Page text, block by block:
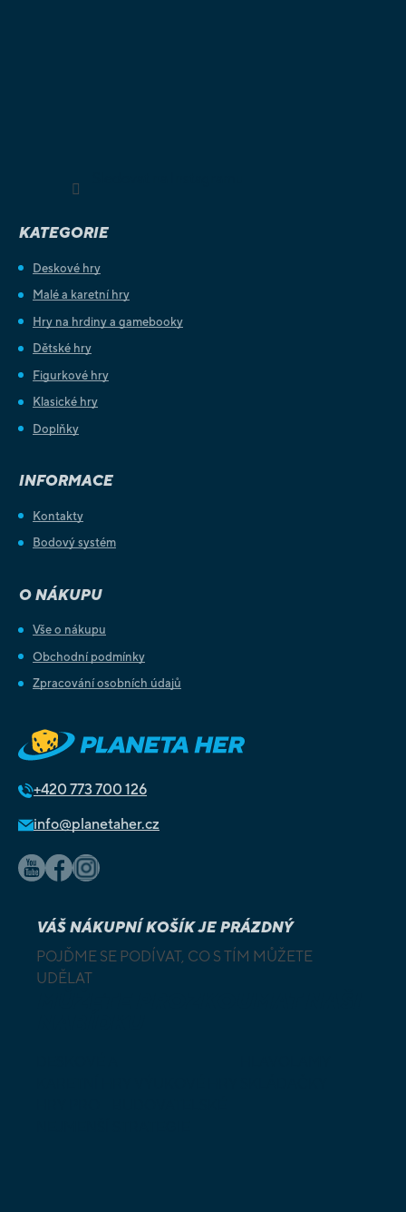
KATEGORIE
Deskové hry
Malé a karetní hry
Hry na hrdiny a gamebooky
Dětské hry
Figurkové hry
Klasické hry
Doplňky
INFORMACE
Kontakty
Bodový systém
O NÁKUPU
Vše o nákupu
Obchodní podmínky
Zpracování osobních údajů
+420 773 700 126
info@planetaher.cz
VÁŠ NÁKUPNÍ KOŠÍK JE PRÁZDNÝ
POJĎME SE PODÍVAT, CO S TÍM MŮŽETE
UDĚLAT